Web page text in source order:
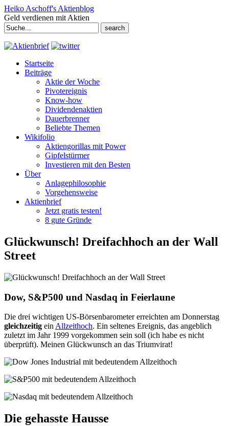
Heiko Aschoff's Aktienblog
Geld verdienen mit Aktien
Search
for:
Startseite
Beiträge
Aktie der Woche
Pivotereignis
Know-how
Dividendenaktien
Dauerbrenner
Beliebte Themen
Wikifolio
Aktiengorillas mit Power
Gipfelstürmer
Investieren mit den Besten
Über
Anlagephilosophie
Vorgehensweise
Aktienbrief
Jetzt gratis testen!
8 gute Gründe
Glückwunsch! Dreifachhoch an der Wall
Street
Dow, S&P500 und Nasdaq in Feierlaune
Die drei wichtigen US-Börsenbarometer erreichten am Donnerstag
gleichzeitig ein Allzeithoch. Ein seltenes Ereignis, das angeblich
zuletzt im Jahr 1999 vorgekommen sein soll (ich habe es nicht
überprüft). Meinen Glückwunsch an das Triumvirat!
Die gehasste Hausse